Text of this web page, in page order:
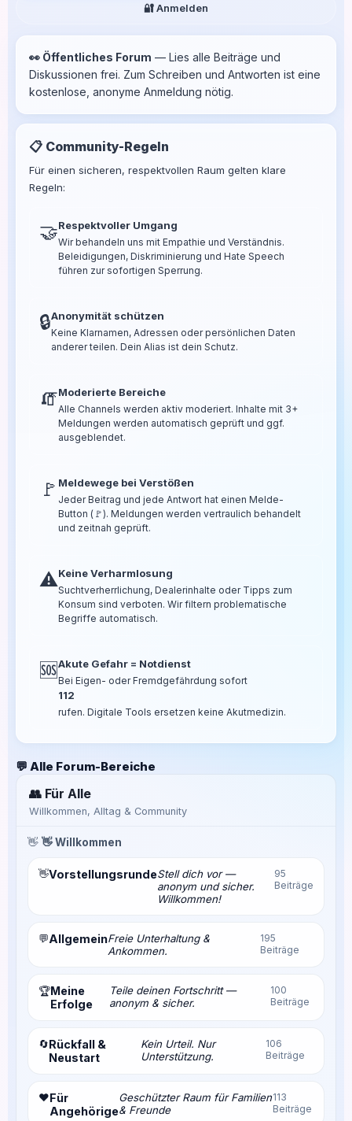
🔐 Anmelden
👀 Öffentliches Forum — Lies alle Beiträge und
Diskussionen frei. Zum Schreiben und Antworten ist eine
kostenlose, anonyme Anmeldung nötig.
📋 Community-Regeln
Für einen sicheren, respektvollen Raum gelten klare
Regeln:
🤝Respektvoller Umgang
Wir behandeln uns mit Empathie und Verständnis.
Beleidigungen, Diskriminierung und Hate Speech
führen zur sofortigen Sperrung.
🔒Anonymität schützen
Keine Klarnamen, Adressen oder persönlichen Daten
anderer teilen. Dein Alias ist dein Schutz.
🧯Moderierte Bereiche
Alle Channels werden aktiv moderiert. Inhalte mit 3+
Meldungen werden automatisch geprüft und ggf.
ausgeblendet.
🚩 Meldewege bei Verstößen
Jeder Beitrag und jede Antwort hat einen Melde-
Button (🚩). Meldungen werden vertraulich behandelt
und zeitnah geprüft.
⚠️Keine Verharmlosung
Suchtverherrlichung, Dealerinhalte oder Tipps zum
Konsum sind verboten. Wir filtern problematische
Begriffe automatisch.
🆘Akute Gefahr = Notdienst
Bei Eigen- oder Fremdgefährdung sofort
112
rufen. Digitale Tools ersetzen keine Akutmedizin.
💬 Alle Forum-Bereiche
👥 Für Alle
Willkommen, Alltag & Community
👋 👋 Willkommen
👋VorstellungsrundeStell dich vor —
anonym und sicher.
Willkommen!
95
Beiträge
💬AllgemeinFreie Unterhaltung &
Ankommen.
195
Beiträge
🏆Meine
Erfolge
Teile deinen Fortschritt —
anonym & sicher.
100
Beiträge
🔄Rückfall &
Neustart
Kein Urteil. Nur
Unterstützung.
106
Beiträge
❤️Für
Angehörige
Geschützter Raum für Familien
& Freunde
113
Beiträge